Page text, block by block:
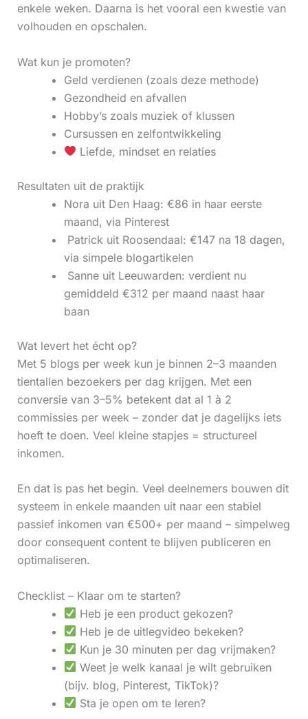
enkele weken. Daarna is het vooral een kwestie van
volhouden en opschalen.
Wat kun je promoten?
Geld verdienen (zoals deze methode)
Gezondheid en afvallen
Hobby’s zoals muziek of klussen
Cursussen en zelfontwikkeling
Liefde, mindset en relaties
Resultaten uit de praktijk
Nora uit Den Haag: €86 in haar eerste
maand, via Pinterest
‍ Patrick uit Roosendaal: €147 na 18 dagen,
via simpele blogartikelen
‍ Sanne uit Leeuwarden: verdient nu
gemiddeld €312 per maand naast haar
baan
Wat levert het écht op?
Met 5 blogs per week kun je binnen 2–3 maanden
tientallen bezoekers per dag krijgen. Met een
conversie van 3–5% betekent dat al 1 à 2
commissies per week – zonder dat je dagelijks iets
hoeft te doen. Veel kleine stapjes = structureel
inkomen.
En dat is pas het begin. Veel deelnemers bouwen dit
systeem in enkele maanden uit naar een stabiel
passief inkomen van €500+ per maand – simpelweg
door consequent content te blijven publiceren en
optimaliseren.
Checklist – Klaar om te starten?
Heb je een product gekozen?
Heb je de uitlegvideo bekeken?
Kun je 30 minuten per dag vrijmaken?
Weet je welk kanaal je wilt gebruiken
(bijv. blog, Pinterest, TikTok)?
Sta je open om te leren?